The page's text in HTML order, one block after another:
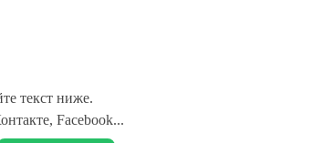
текст ниже.
Facebook...